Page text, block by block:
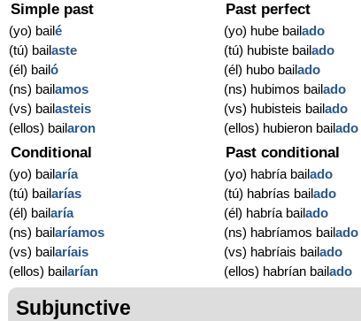
Simple past
(yo) bailé
(tú) bailaste
(él) bailó
(ns) bailamos
(vs) bailasteis
(ellos) bailaron
Past perfect
(yo) hube bailado
(tú) hubiste bailado
(él) hubo bailado
(ns) hubimos bailado
(vs) hubisteis bailado
(ellos) hubieron bailado
Conditional
(yo) bailaría
(tú) bailarías
(él) bailaría
(ns) bailaríamos
(vs) bailaríais
(ellos) bailarían
Past conditional
(yo) habría bailado
(tú) habrías bailado
(él) habría bailado
(ns) habríamos bailado
(vs) habríais bailado
(ellos) habrían bailado
Subjunctive